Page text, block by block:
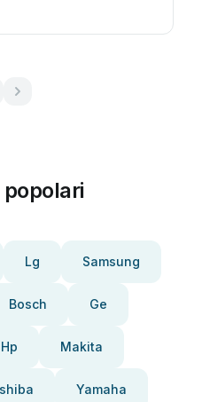
Lg Samsung
Bosch Ge
Hp Makita
Yamaha